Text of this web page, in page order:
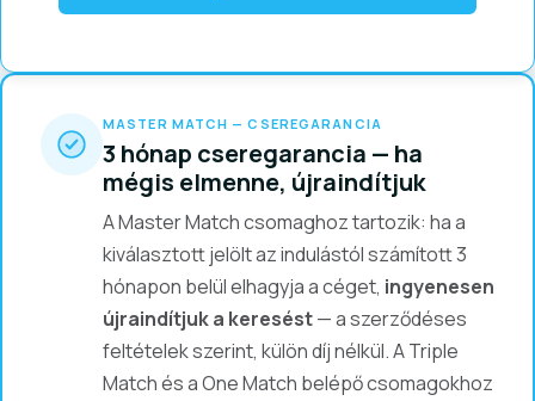
MASTER MATCH — CSEREGARANCIA
3 hónap cseregarancia — ha
mégis elmenne, újraindítjuk
A Master Match csomaghoz tartozik: ha a
kiválasztott jelölt az indulástól számított 3
hónapon belül elhagyja a céget, ingyenesen
újraindítjuk a keresést— a szerződéses
feltételek szerint, külön díj nélkül. A Triple
Match és a One Match belépő csomagokhoz